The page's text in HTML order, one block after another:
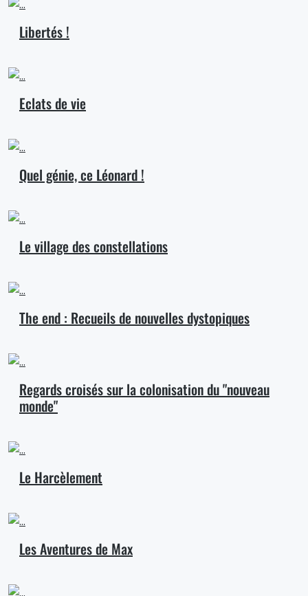
Libertés !
Eclats de vie
Quel génie, ce Léonard !
Le village des constellations
The end : Recueils de nouvelles dystopiques
Regards croisés sur la colonisation du "nouveau
monde"
Le Harcèlement
Les Aventures de Max